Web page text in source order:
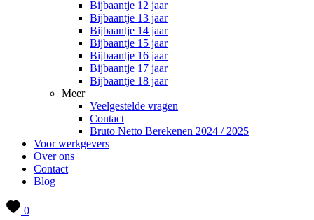
Bijbaantje 12 jaar
Bijbaantje 13 jaar
Bijbaantje 14 jaar
Bijbaantje 15 jaar
Bijbaantje 16 jaar
Bijbaantje 17 jaar
Bijbaantje 18 jaar
Meer
Veelgestelde vragen
Contact
Bruto Netto Berekenen 2024 / 2025
Voor werkgevers
Over ons
Contact
Blog
0